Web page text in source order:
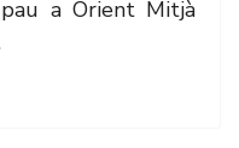
a Orient Mitjà